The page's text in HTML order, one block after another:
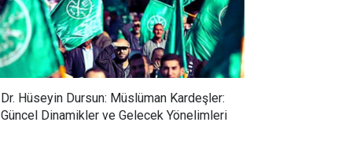
Dr. Hüseyin Dursun: Müslüman Kardeşler:
Güncel Dinamikler ve Gelecek Yönelimleri